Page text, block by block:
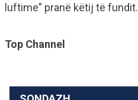
luftime” pranë këtij të fundit.
Top Channel